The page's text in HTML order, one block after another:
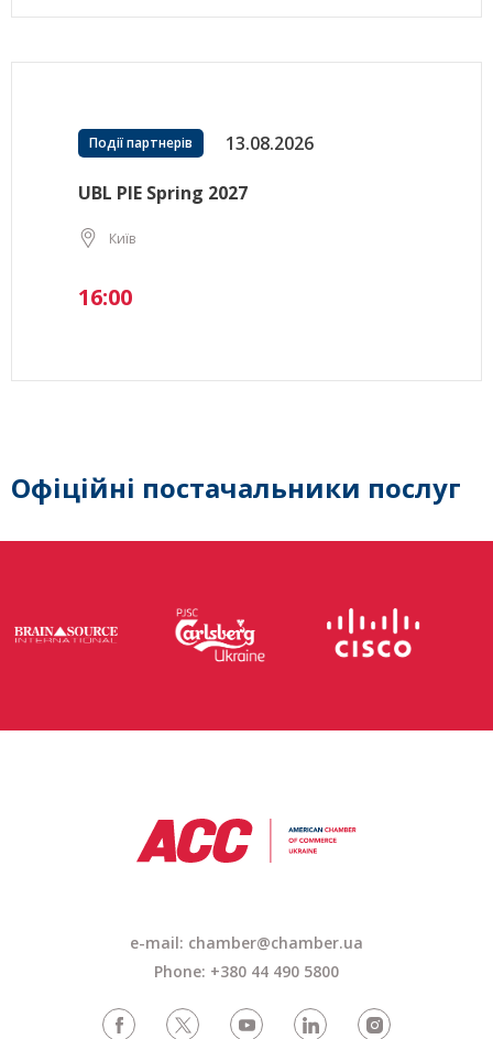
Події партнерів 13.08.2026
UBL PIE Spring 2027
Київ
16:00
Офіційні постачальники послуг
e-mail: chamber@chamber.ua
Phone: +380 44 490 5800